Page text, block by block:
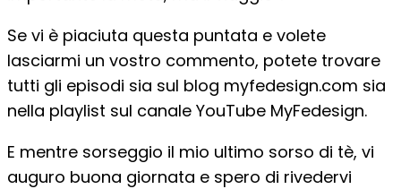
Se vi è piaciuta questa puntata e volete
lasciarmi un vostro commento, potete trovare
tutti gli episodi sia sul blog myfedesign.com sia
nella playlist sul canale YouTube MyFedesign.
E mentre sorseggio il mio ultimo sorso di tè, vi
auguro buona giornata e spero di rivedervi